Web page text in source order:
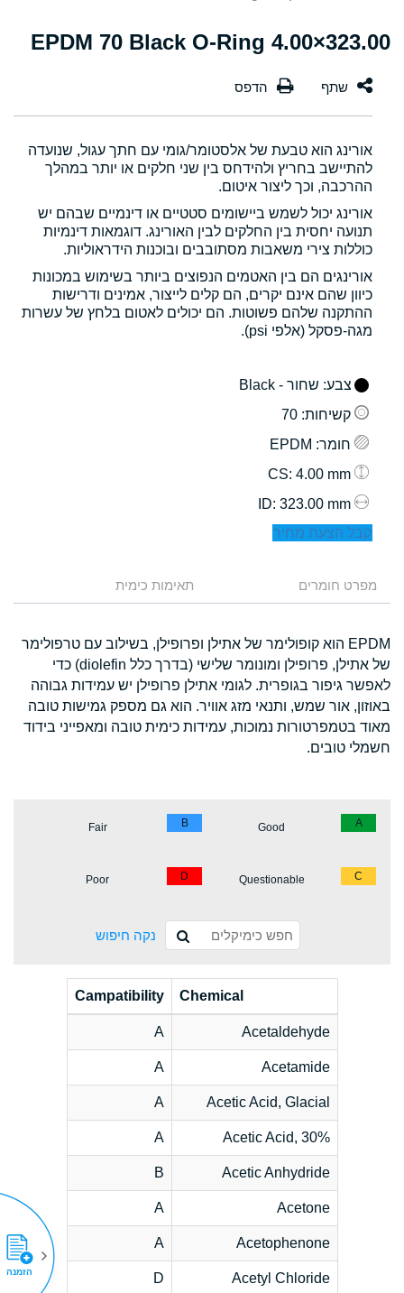
323.00×4.00 EPDM 70 Black O-Ring
אורינג הוא טבעת של אלסטומר/גומי עם חתך עגול, שנועדה
להתיישב בחריץ ולהידחס בין שני חלקים או יותר במהלך
ההרכבה, וכך ליצור איטום.
אורינג יכול לשמש ביישומים סטטיים או דינמיים שבהם יש
תנועה יחסית בין החלקים לבין האורינג. דוגמאות דינמיות
כוללות צירי משאבות מסתובבים ובוכנות הידראוליות.
אורינגים הם בין האטמים הנפוצים ביותר בשימוש במכונות
כיוון שהם אינם יקרים, הם קלים לייצור, אמינים ודרישות
ההתקנה שלהם פשוטות. הם יכולים לאטום בלחץ של עשרות
מגה-פסקל (אלפי psi).
צבע: שחור - Black
קשיחות: 70
חומר: EPDM
: 4.00 mm
: 323.00 mm
קבל הצעת מחיר
מפרט חומרים תאימות כימית
EPDM הוא קופולימר של אתילן ופרופילן, בשילוב עם טרפולימר
של אתילן, פרופילן ומונומר שלישי (בדרך כלל diolefin) כדי
לאפשר גיפור בגופרית. לגומי אתילן פרופילן יש עמידות גבוהה
באוזון, אור שמש, ותנאי מזג אוויר. הוא גם מספק גמישות טובה
מאוד בטמפרטורות נמוכות, עמידות כימית טובה ומאפייני בידוד
חשמלי טובים.
A
Good
B
Fair
C
Questionable
D
Poor
נקה חיפוש
Chemical
Campatibility
Acetaldehyde
A
Acetamide
A
Acetic Acid, Glacial
A
Acetic Acid, 30%
A
Acetic Anhydride
B
Acetone
A
Acetophenone
A
Acetyl Chloride
D הזמנה